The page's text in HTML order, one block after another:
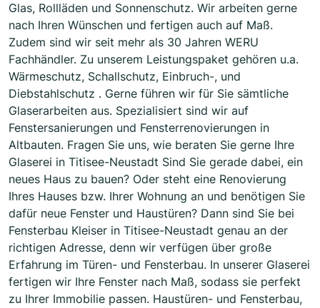
Glas, Rollläden und Sonnenschutz. Wir arbeiten gerne
nach Ihren Wünschen und fertigen auch auf Maß.
Zudem sind wir seit mehr als 30 Jahren WERU
Fachhändler. Zu unserem Leistungspaket gehören u.a.
Wärmeschutz, Schallschutz, Einbruch-, und
Diebstahlschutz . Gerne führen wir für Sie sämtliche
Glaserarbeiten aus. Spezialisiert sind wir auf
Fenstersanierungen und Fensterrenovierungen in
Altbauten. Fragen Sie uns, wie beraten Sie gerne Ihre
Glaserei in Titisee-Neustadt Sind Sie gerade dabei, ein
neues Haus zu bauen? Oder steht eine Renovierung
Ihres Hauses bzw. Ihrer Wohnung an und benötigen Sie
dafür neue Fenster und Haustüren? Dann sind Sie bei
Fensterbau Kleiser in Titisee-Neustadt genau an der
richtigen Adresse, denn wir verfügen über große
Erfahrung im Türen- und Fensterbau. In unserer Glaserei
fertigen wir Ihre Fenster nach Maß, sodass sie perfekt
zu Ihrer Immobilie passen. Haustüren- und Fensterbau,